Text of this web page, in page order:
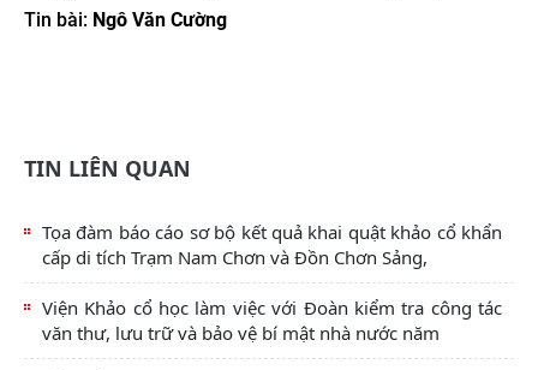
Tin bài: Ngô Văn Cường
TIN LIÊN QUAN
Tọa đàm báo cáo sơ bộ kết quả khai quật khảo cổ khẩn
cấp di tích Trạm Nam Chơn và Đồn Chơn Sảng,
Viện Khảo cổ học làm việc với Đoàn kiểm tra công tác
văn thư, lưu trữ và bảo vệ bí mật nhà nước năm